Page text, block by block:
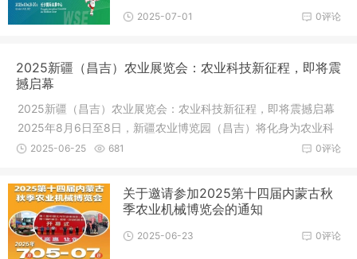
0评论
2025-07-01
2025新疆（昌吉）农业展览会：农业科技新征程，即将震
撼启幕
2025新疆（昌吉）农业展览会：农业科技新征程，即将震撼启幕
2025年8月6日至8日，新疆农业博览园（昌吉）将化身为农业科
技与产业
0评论
2025-06-25 681
关于邀请参加2025第十四届内蒙古秋
季农业机械博览会的通知
0评论
2025-06-23